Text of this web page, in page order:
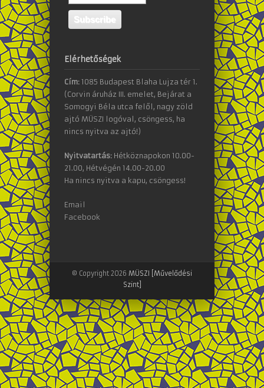
Elérhetőségek
Cím: 1085 Budapest Blaha Lujza tér 1.
(Corvin áruház III. emelet, Bejárat a
Somogyi Béla utca felől, nagy zöld
ajtó MÜSZI logóval, csöngess, ha
nincs nyitva az ajtó!)
Nyitvatartás: Hétköznapokon 10.00-
21.00, Hétvégén 14.00-20.00
Ha nincs nyitva a kapu, csöngess!
Email
Facebook
© Copyright 2026 MÜSZI [Művelődési
Szint]